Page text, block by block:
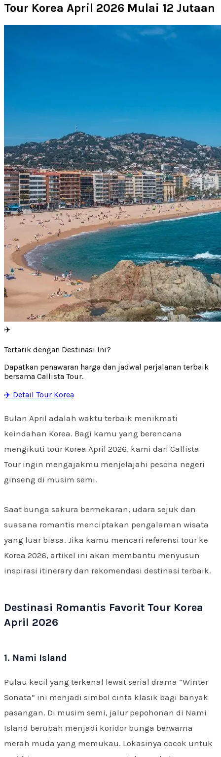
Tour Korea April 2026 Mulai 12 Jutaan
✈️
Tertarik dengan Destinasi Ini?
Dapatkan penawaran harga dan jadwal perjalanan terbaik
bersama Callista Tour.
✈️ Detail Tour Korea
Bulan April adalah waktu terbaik menikmati
keindahan Korea. Bagi kamu yang berencana
mengikuti tour Korea April 2026, kami dari Callista
Tour ingin mengajakmu menjelajahi pesona negeri
ginseng di musim semi.
Saat bunga sakura bermekaran, udara sejuk dan
suasana romantis menciptakan pengalaman wisata
yang luar biasa. Jika kamu mencari referensi tour ke
Korea 2026, artikel ini akan membantu menyusun
inspirasi itinerary dan rekomendasi destinasi terbaik.
Destinasi Romantis Favorit Tour Korea
April 2026
1. Nami Island
Pulau kecil yang terkenal lewat serial drama “Winter
Sonata” ini menjadi simbol cinta klasik bagi banyak
pasangan. Di musim semi, jalur pepohonan di Nami
Island berubah menjadi koridor bunga berwarna
merah muda yang memukau. Lokasinya cocok untuk